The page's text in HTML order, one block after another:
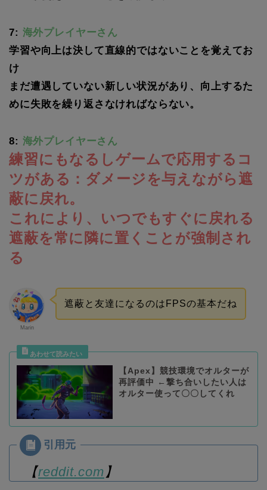
7: 海外プレイヤーさん
学習や向上は決して直線的ではないことを覚えてお
け
まだ遭遇していない新しい状況があり、向上するた
めに失敗を繰り返さなければならない。
8: 海外プレイヤーさん
練習にもなるしゲームで応用するコ
ツがある：ダメージを与えながら遮
蔽に戻れ。
これにより、いつでもすぐに戻れる
遮蔽を常に隣に置くことが強制され
る
Marin
遮蔽と友達になるのはFPSの基本だね
【Apex】競技環境でオルターが
再評価中 ←撃ち合いしたい人は
オルター使って〇〇してくれ
【reddit.com 】